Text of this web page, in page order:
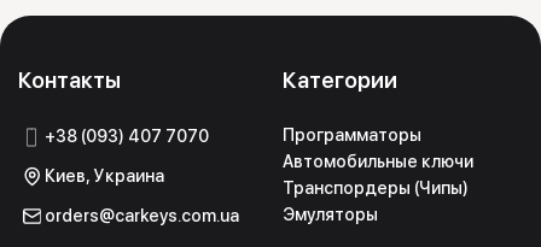
Контакты
+38 (093) 407 7070
Киев, Украина
orders@carkeys.com.ua
Категории
Программаторы
Автомобильные ключи
Транспордеры (Чипы)
Эмуляторы